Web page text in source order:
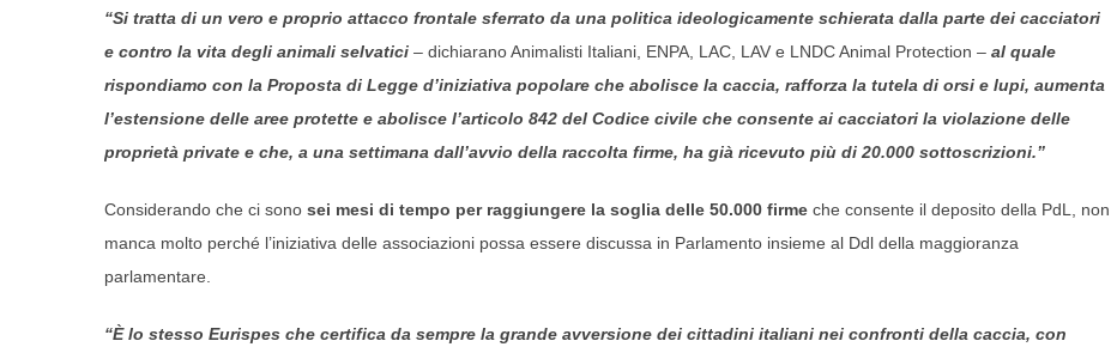
“Si tratta di un vero e proprio attacco frontale sferrato da una politica ideologicamente schierata dalla parte dei cacciatori
e contro la vita degli animali selvatici – dichiarano Animalisti Italiani, ENPA, LAC, LAV e LNDC Animal Protection – al quale
rispondiamo con la Proposta di Legge d’iniziativa popolare che abolisce la caccia, rafforza la tutela di orsi e lupi, aumenta
l’estensione delle aree protette e abolisce l’articolo 842 del Codice civile che consente ai cacciatori la violazione delle
proprietà private e che, a una settimana dall’avvio della raccolta firme, ha già ricevuto più di 20.000 sottoscrizioni.”
Considerando che ci sono sei mesi di tempo per raggiungere la soglia delle 50.000 firme che consente il deposito della PdL, non
manca molto perché l’iniziativa delle associazioni possa essere discussa in Parlamento insieme al Ddl della maggioranza
parlamentare.
“È lo stesso Eurispes che certifica da sempre la grande avversione dei cittadini italiani nei confronti della caccia, con